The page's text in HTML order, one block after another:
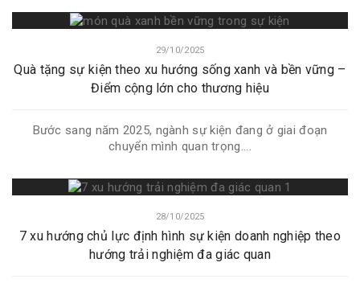
29/10/2025
Quà tặng sự kiện theo xu hướng sống xanh và bền vững –
Điểm cộng lớn cho thương hiệu
Bước sang năm 2025, ngành sự kiện đang ở giai đoạn
chuyển mình quan trọng....
28/10/2025
7 xu hướng chủ lực định hình sự kiện doanh nghiệp theo
hướng trải nghiệm đa giác quan